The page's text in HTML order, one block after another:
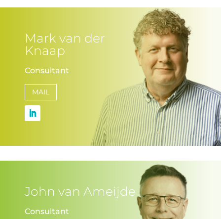
Mark van der
Knaap
Consultant
MAIL
John van Ameijde
Consultant